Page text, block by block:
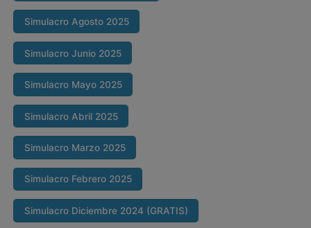
Simulacro Agosto 2025
Simulacro Junio 2025
Simulacro Mayo 2025
Simulacro Abril 2025
Simulacro Marzo 2025
Simulacro Febrero 2025
Simulacro Diciembre 2024 (GRATIS)